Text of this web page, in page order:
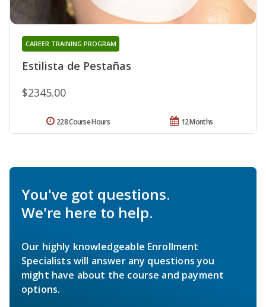
Estilista de Pestañas
CAREER TRAINING PROGRAM
$2345.00
12 Months
228 Course Hours
You've got questions.
We're here to help.
Our highly knowledgeable Enrollment
Specialists will answer any questions you
might have about the course and payment
options.